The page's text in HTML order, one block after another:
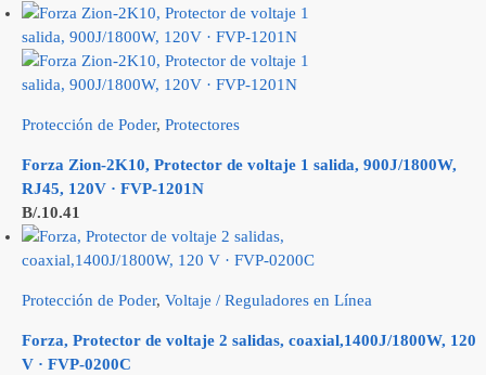
Protección de Poder, Protectores
Forza Zion-2K10, Protector de voltaje 1 salida, 900J/1800W,
RJ45, 120V · FVP-1201N
B/.10.41
Protección de Poder, Voltaje / Reguladores en Línea
Forza, Protector de voltaje 2 salidas, coaxial,1400J/1800W, 120
V · FVP-0200C